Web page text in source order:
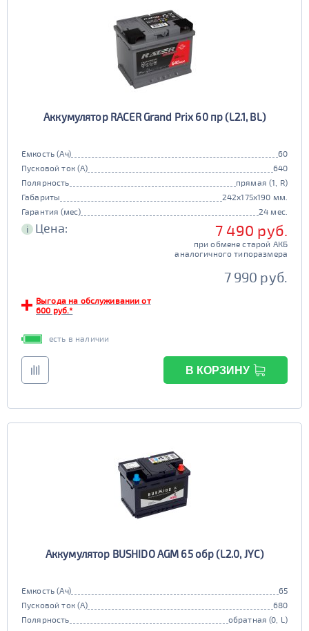
Аккумулятор RACER Grand Prix 60 пр (L2.1, BL)
Емкость (Ач)
60
Пусковой ток (А)
640
Полярность
прямая (1, R)
Габариты
242x175x190 мм.
Гарантия (мес)
24 мес.
i Цена: 7 490 руб.
при обмене старой АКБ
аналогичного типоразмера
7 990 руб.
Выгода на обслуживании от
600 руб.*
есть в наличии
В КОРЗИНУ
Аккумулятор BUSHIDO AGM 65 обр (L2.0, JYC)
Емкость (Ач)
65
Пусковой ток (А)
680
Полярность
обратная (0, L)